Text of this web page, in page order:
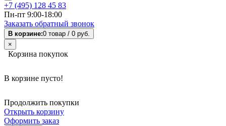
+7 (495) 128 45 83
Пн-пт 9:00-18:00
Заказать обратный звонок
В корзине:0 товар / 0 руб.
×
Корзина покупок
В корзине пусто!
Продолжить покупки
Открыть корзину
Оформить заказ